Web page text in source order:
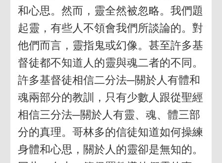
和心思。然而，靈全然被忽略。我們題
起靈，有些人不領會我們所談論的。對
他們而言，靈指鬼或幻像。甚至許多基
督徒都不知道人的靈與魂二者的不同。
許多基督徒相信二分法─關於人有體和
魂兩部分的教訓，只有少數人跟從聖經
相信三分法─關於人有靈、魂、體三部
分的真理。哥林多的信徒知道如何操練
身體和心思，關於人的靈卻是無知的。